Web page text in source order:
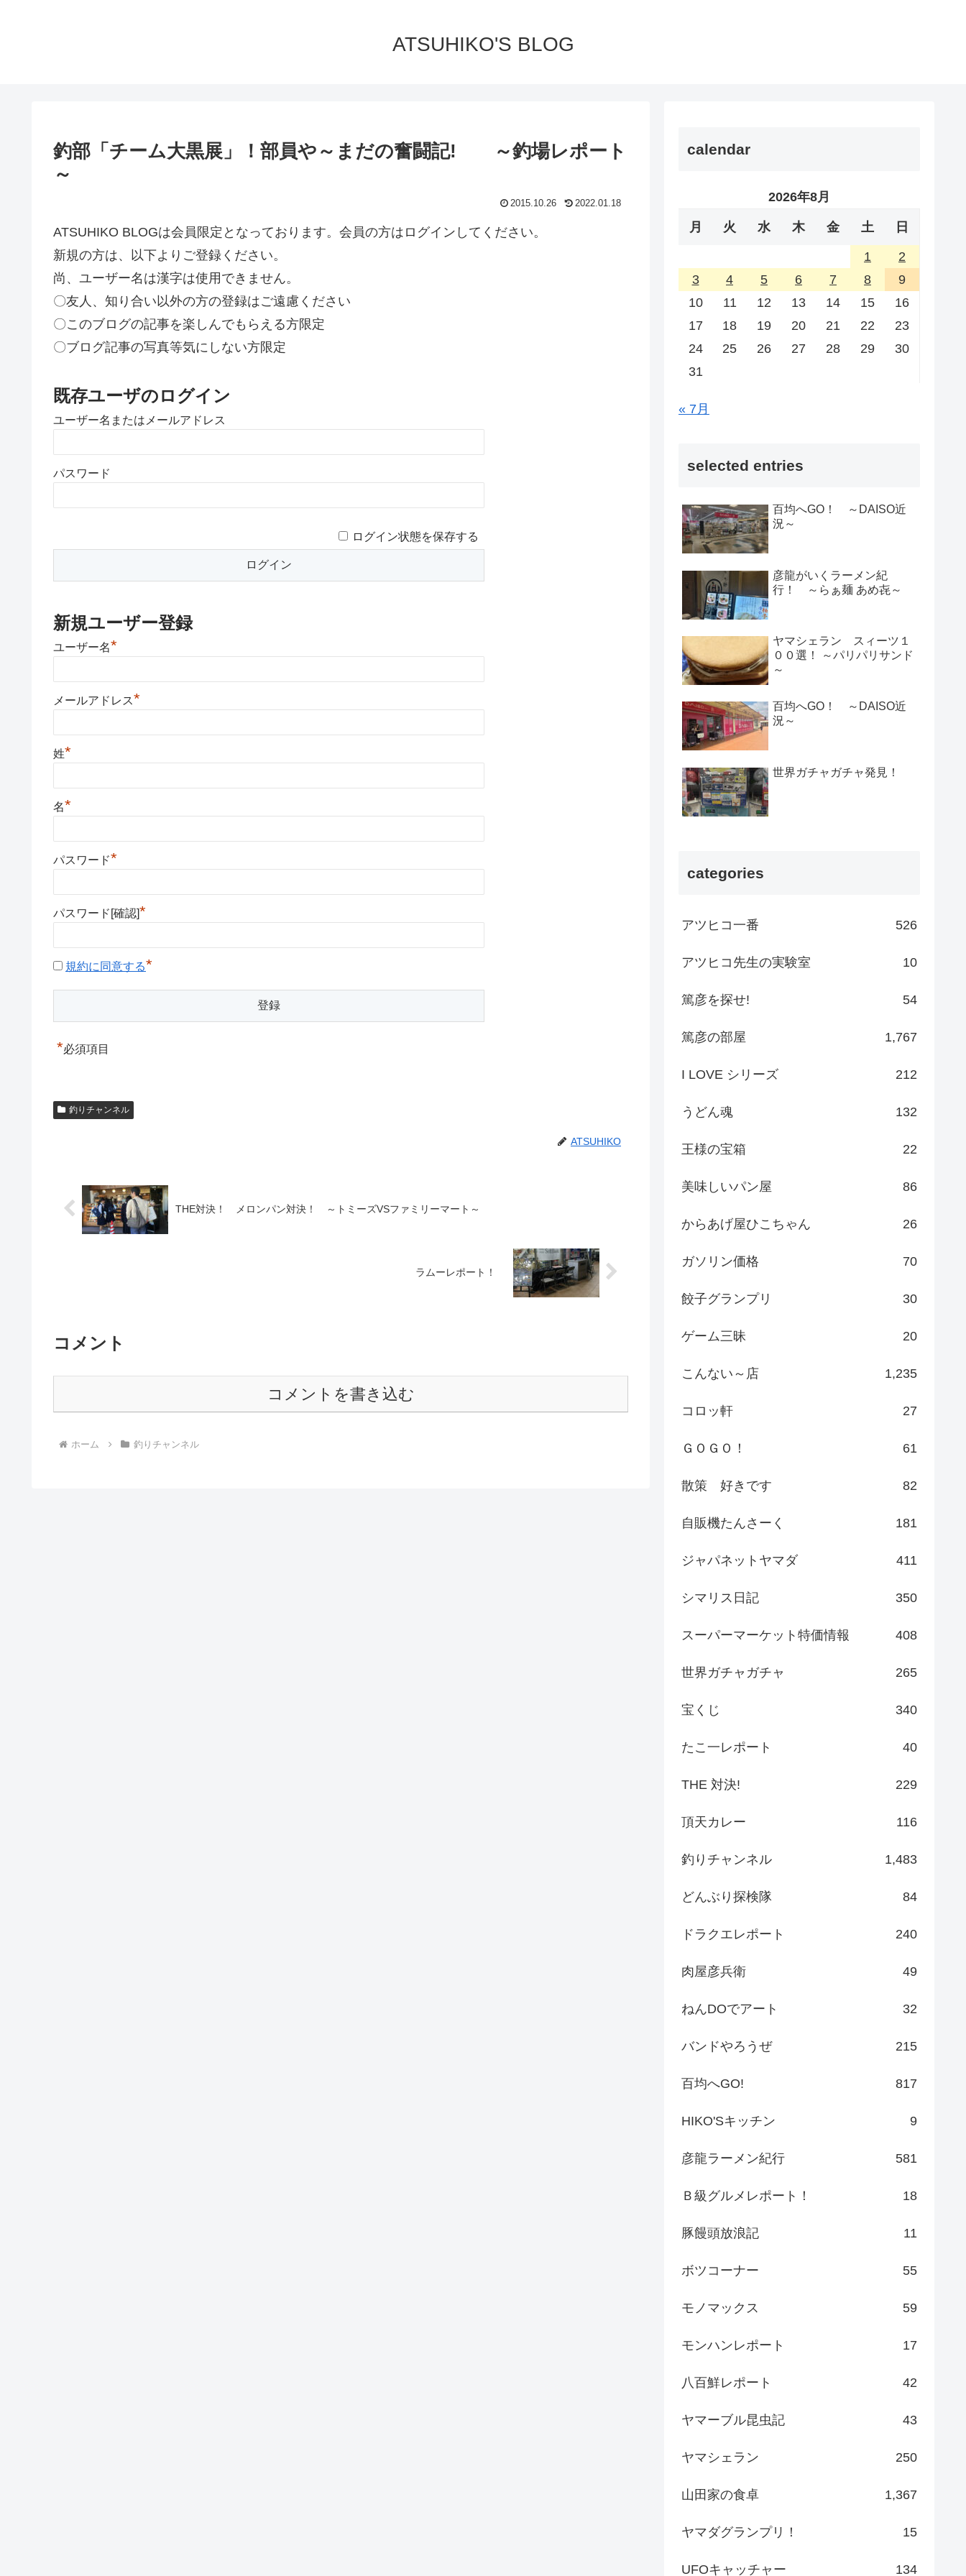
ATSUHIKO'S BLOG
釣部「チーム大黒展」！部員や～まだの奮闘記! ～釣場レポート
～
2015.10.26 2022.01.18
ATSUHIKO BLOGは会員限定となっております。会員の方はログインしてください。
新規の方は、以下よりご登録ください。
尚、ユーザー名は漢字は使用できません。
〇友人、知り合い以外の方の登録はご遠慮ください
〇このブログの記事を楽しんでもらえる方限定
〇ブログ記事の写真等気にしない方限定
既存ユーザのログイン
ユーザー名またはメールアドレス
パスワード
ログイン状態を保存する
新規ユーザー登録
ユーザー名*
メールアドレス*
姓*
名*
パスワード*
パスワード[確認]*
規約に同意する*
*必須項目
釣りチャンネル
ATSUHIKO
THE対決！ メロンパン対決！ ～トミーズVSファミリーマート～
ラムーレポート！
コメント
コメントを書き込む
ホーム 釣りチャンネル
calendar
2026年8月
月 火 水 木 金 土 日
1
2
3
4 5 6 7 8
9
10
11 12 13 14 15
16
17
18 19 20 21 22
23
24
25 26 27 28 29
30
31
« 7月
selected entries
百均へGO！ ～DAISO近
況～
彦龍がいくラーメン紀
行！ ～らぁ麺 あめ㐂～
ヤマシェラン スィーツ１
００選！ ～パリパリサンド
～
百均へGO！ ～DAISO近
況～
世界ガチャガチャ発見！
categories
アツヒコ一番 526
アツヒコ先生の実験室 10
篤彦を探せ! 54
篤彦の部屋 1,767
I LOVE シリーズ 212
うどん魂 132
王様の宝箱 22
美味しいパン屋 86
からあげ屋ひこちゃん 26
ガソリン価格 70
餃子グランプリ 30
ゲーム三昧 20
こんない～店 1,235
コロッ軒 27
ＧＯＧＯ！ 61
散策 好きです 82
自販機たんさーく 181
ジャパネットヤマダ 411
シマリス日記 350
スーパーマーケット特価情報 408
世界ガチャガチャ 265
宝くじ 340
たこ一レポート 40
THE 対決! 229
頂天カレー 116
釣りチャンネル 1,483
どんぶり探検隊 84
ドラクエレポート 240
肉屋彦兵衛 49
ねんDOでアート 32
バンドやろうぜ 215
百均へGO! 817
HIKO'Sキッチン 9
彦龍ラーメン紀行 581
Ｂ級グルメレポート！ 18
豚饅頭放浪記 11
ボツコーナー 55
モノマックス 59
モンハンレポート 17
八百鮮レポート 42
ヤマーブル昆虫記 43
ヤマシェラン 250
山田家の食卓 1,367
ヤマダグランプリ！ 15
UFOキャッチャー 134